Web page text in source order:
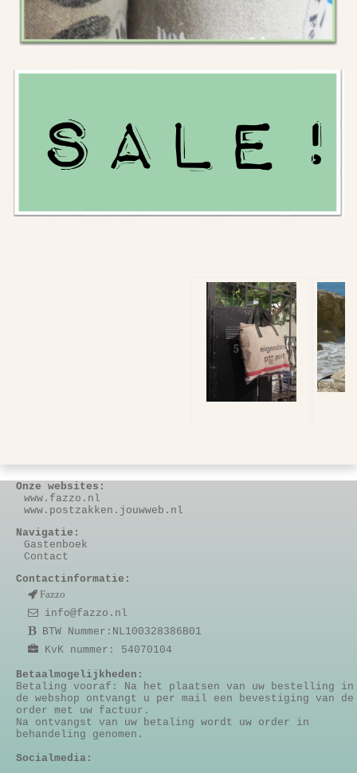
Onze websites:
www.fazzo.nl
www.postzakken.jouwweb.nl
Navigatie:
Gastenboek
Contact
Contactinformatie:
Fazzo
info@fazzo.nl
BTW Nummer:NL100328386B01
KvK nummer: 54070104
Betaalmogelijkheden:
Betaling vooraf: Na het plaatsen van uw bestelling in
de webshop ontvangt u per mail een bevestiging van de
order met uw factuur.
Na ontvangst van uw betaling wordt uw order in
behandeling genomen.
Socialmedia: